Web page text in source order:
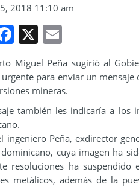
2018 11:10 am
Facebook
X
Miguel Peña sugirió al
para enviar un
mineras.
también les indicaría a los
ingeniero Peña, exdirector
cuya imagen ha
resoluciones ha
metálicos, además de la